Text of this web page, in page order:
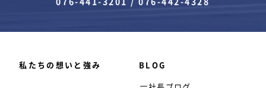
私たちの想いと強み
BLOG